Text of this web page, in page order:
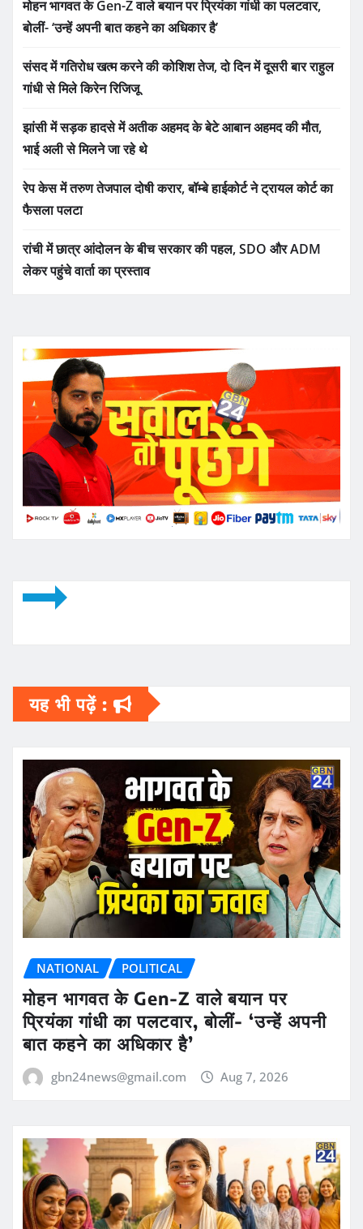
मोहन भागवत के Gen-Z वाले बयान पर प्रियंका गांधी का पलटवार,
बोलीं- ‘उन्हें अपनी बात कहने का अधिकार है’
संसद में गतिरोध खत्म करने की कोशिश तेज, दो दिन में दूसरी बार राहुल
गांधी से मिले किरेन रिजिजू
झांसी में सड़क हादसे में अतीक अहमद के बेटे आबान अहमद की मौत,
भाई अली से मिलने जा रहे थे
रेप केस में तरुण तेजपाल दोषी करार, बॉम्बे हाईकोर्ट ने ट्रायल कोर्ट का
फैसला पलटा
रांची में छात्र आंदोलन के बीच सरकार की पहल, SDO और ADM
लेकर पहुंचे वार्ता का प्रस्ताव
यह भी पढ़ें :
NATIONAL POLITICAL
मोहन भागवत के Gen-Z वाले बयान पर
प्रियंका गांधी का पलटवार, बोलीं- ‘उन्हें अपनी
बात कहने का अधिकार है’
gbn24news@gmail.com Aug 7, 2026